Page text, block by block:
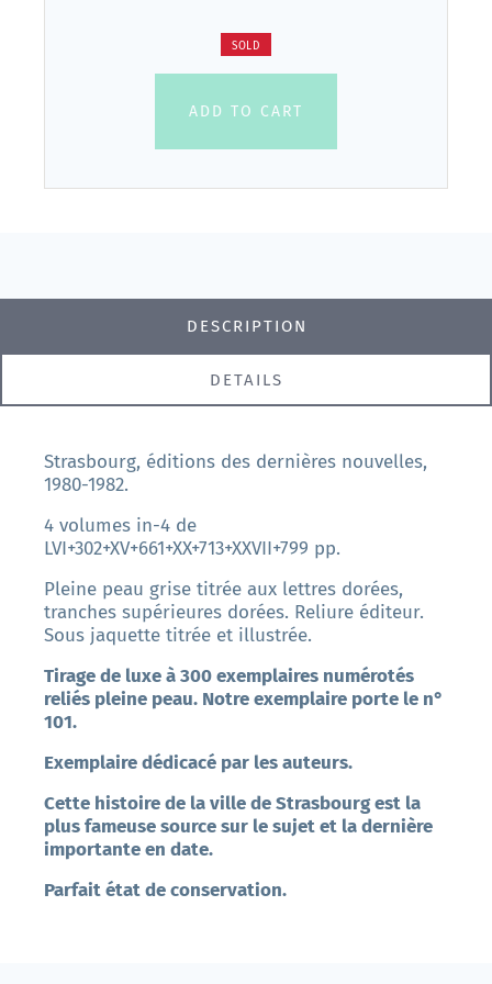
SOLD
ADD TO CART
DESCRIPTION
DETAILS
Strasbourg, éditions des dernières nouvelles,
1980-1982.
4 volumes in-4 de
LVI+302+XV+661+XX+713+XXVII+799 pp.
Pleine peau grise titrée aux lettres dorées,
tranches supérieures dorées. Reliure éditeur.
Sous jaquette titrée et illustrée.
Tirage de luxe à 300 exemplaires numérotés
reliés pleine peau. Notre exemplaire porte le n°
101.
Exemplaire dédicacé par les auteurs.
Cette histoire de la ville de Strasbourg est la
plus fameuse source sur le sujet et la dernière
importante en date.
Parfait état de conservation.